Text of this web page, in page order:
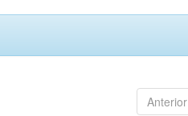
Anterior